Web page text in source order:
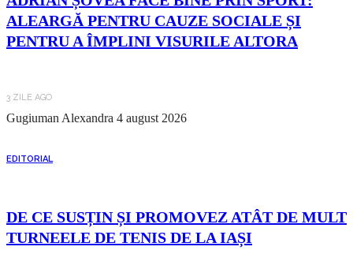
ALEARGĂ PENTRU CAUZE SOCIALE ȘI
PENTRU A ÎMPLINI VISURILE ALTORA
3 ZILE AGO
Gugiuman Alexandra 4 august 2026
EDITORIAL
DE CE SUSȚIN ȘI PROMOVEZ ATÂT DE MULT
TURNEELE DE TENIS DE LA IAȘI